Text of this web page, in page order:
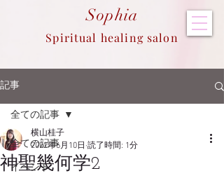
Sophia
Spiritual healing salon
記事
全ての記事
イベント
全ての記事
神聖幾何学2
横山桂子
2022年6月10日 読了時間: 1分